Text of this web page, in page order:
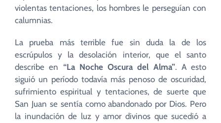
violentas tentaciones, los hombres le perseguían con
calumnias.
La prueba más terrible fue sin duda la de los
escrúpulos y la desolación interior, que el santo
describe en “La Noche Oscura del Alma”. A esto
siguió un período todavía más penoso de oscuridad,
sufrimiento espiritual y tentaciones, de suerte que
San Juan se sentía como abandonado por Dios. Pero
la inundación de luz y amor divinos que sucedió a